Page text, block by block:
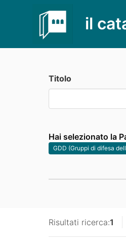
il
Titolo
Hai selezionato la
GDD (Gruppi di difesa
Risultati ricerca:1